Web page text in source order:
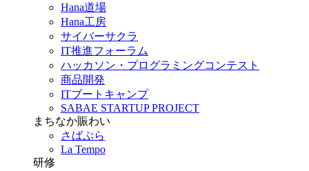
Hana道場
Hana工房
サイバーサクラ
IT推進フォーラム
ハッカソン・プログラミングコンテスト
商品開発
ITブートキャンプ
SABAE STARTUP PROJECT
まちなか賑わい
さばぷら
La Tempo
研修